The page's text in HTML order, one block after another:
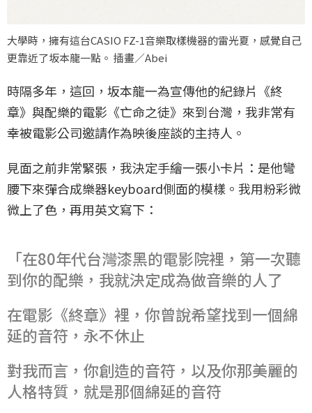
大學時，擁有這台CASIO FZ-1音樂取樣機器的雷光夏，感覺自己
更靠近了坂本龍一點。 插畫／Abei
時隔多年，這回，坂本龍一為宣傳他的紀錄片《終
章》與配樂的電影《亡命之徒》來到台灣，我非常有
幸被電影公司邀請作為映後座談的主持人。
見面之前非常緊張，我決定手繪一張小卡片：是他彎
腰下來彈合成樂器keyboard側面的模樣。我用粉彩微
微上了色，再用英文寫下：
「在80年代台灣漆黑的電影院裡，第一次聽
到你的配樂，我就決定成為做音樂的人了
在電影《終章》裡，你曾說希望找到一個綿
延的音符，永不休止
對我而言，你創造的音符，以及你那美麗的
人格特質，就是那個綿延的音符